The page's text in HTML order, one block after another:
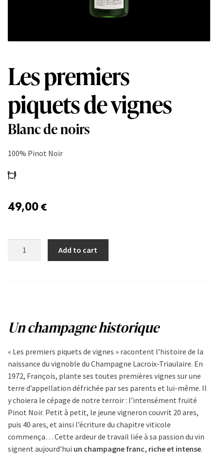
Les premiers
piquets de vignes
Blanc de noirs
100% Pinot Noir
49,00€
Add to cart
Un champagne historique
« Les premiers piquets de vignes » racontent l’histoire de la
naissance du vignoble du Champagne Lacroix-Triaulaire. En
1972, François, plante ses toutes premières vignes sur une
terre d’appellation défrichée par ses parents et lui-même. Il
y choiera le cépage de notre terroir : l’intensément fruité
Pinot Noir. Petit à petit, le jeune vigneron couvrit 20 ares,
puis 40 ares, et ainsi l’écriture du chapitre viticole
commença… Cette ardeur de travail liée à sa passion du vin
signent aujourd’hui un champagne franc, riche et intense.